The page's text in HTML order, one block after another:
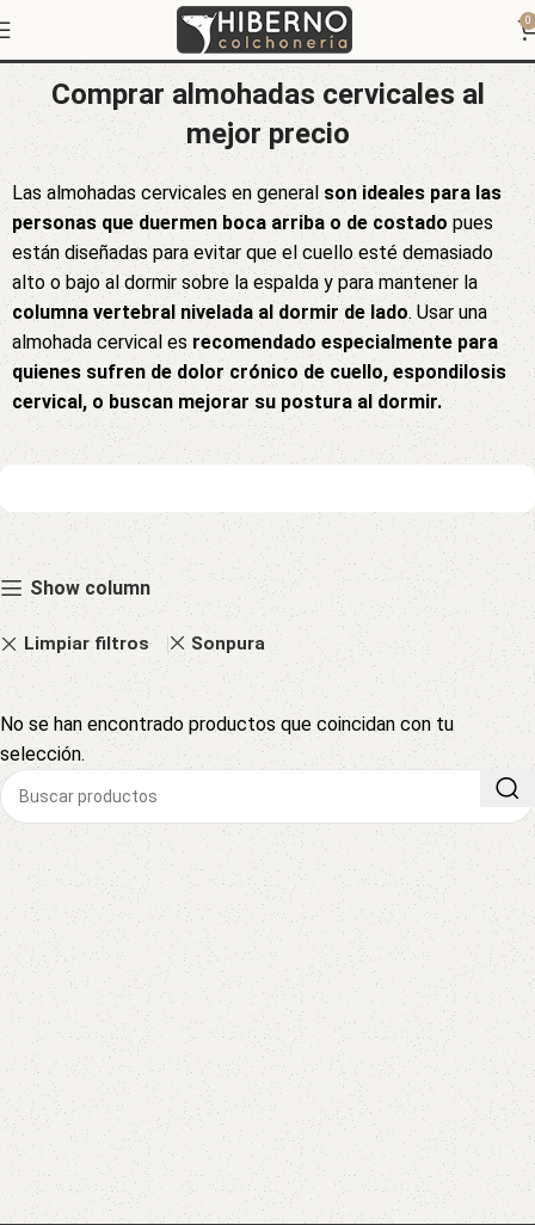
0
Almohadas cervicales
Comprar almohadas cervicales al
mejor precio
Las almohadas cervicales en generalson ideales para las
personas que duermen boca arriba o de costadopues
están diseñadas para evitar que el cuello esté demasiado
alto o bajo al dormir sobre la espalda y para mantener la
columna vertebral nivelada al dormir de lado. Usar una
almohada cervical es recomendado especialmente para
quienes sufren de dolor crónico de cuello, espondilosis
cervical, o buscan mejorar su postura al dormir.
Show column
Limpiar filtros Sonpura
No se han encontrado productos que coincidan con tu
selección.